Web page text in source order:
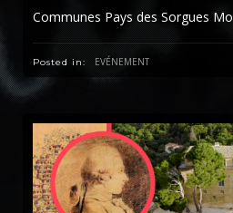
Communes Pays des Sorgues
Posted in: EVÉNEMENT